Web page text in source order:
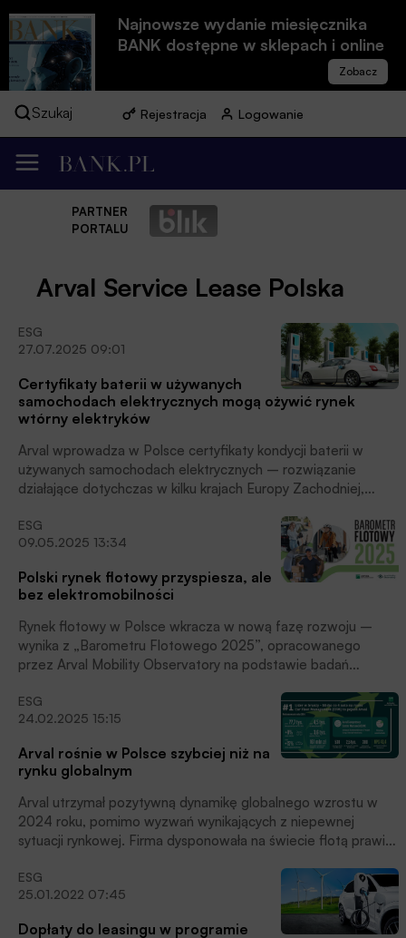
Najnowsze wydanie miesięcznika
BANK dostępne w sklepach i online
Szukaj Rejestracja Logowanie
PARTNER
PORTALU
Arval Service Lease Polska
ESG
27.07.2025 09:01
Certyfikaty baterii w używanych
samochodach elektrycznych mogą ożywić rynek
wtórny elektryków
Arval wprowadza w Polsce certyfikaty kondycji baterii w
używanych samochodach elektrycznych – rozwiązanie
działające dotychczas w kilku krajach Europy Zachodniej,
ESG
09.05.2025 13:34
Polski rynek flotowy przyspiesza, ale
bez elektromobilności
Rynek flotowy w Polsce wkracza w nową fazę rozwoju –
wynika z „Barometru Flotowego 2025”, opracowanego
przez Arval Mobility Observatory na podstawie badań
Przedsiębiorstwa coraz śmielej inwestują w rozbudowę
parków pojazdów i nowe technologie, choć nadal wiele
obszarów – jak dekarbonizacja czy elektromobilność –
pozostaje w tyle za średnią europejską, czytamy w informacji
prasowej Firmy.
ESG
24.02.2025 15:15
Arval rośnie w Polsce szybciej niż na
rynku globalnym
Arval utrzymał pozytywną dynamikę globalnego wzrostu w
2024 roku, pomimo wyzwań wynikających z niepewnej
sytuacji rynkowej. Firma dysponowała na świecie flotą prawie
porównaniu do roku 2023. Natomiast w Polsce flota
finansowana przez Arval wzrosła o 8%, a najszybciej
przybywało klientów z segmentu średnich korporacji,
ESG
25.01.2022 07:45
Dopłaty do leasingu w programie